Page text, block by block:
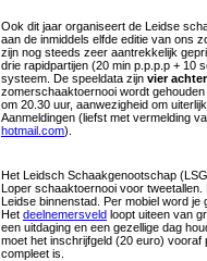
Ook dit jaar organiseert de Leidse
aan de inmiddels elfde editie van ons
zijn nog steeds zeer aantrekkelijk
drie rapidpartijen (20 min p.p.p.p + 10
systeem. De speeldata zijn vier
zomerschaaktoernooi wordt
om 20.30 uur, aanwezigheid om
Aanmeldingen (liefst met vermelding
hotmail.com).
Het Leidsch Schaakgenootschap
Loper schaaktoernooi voor
Leidse binnenstad. Per mobiel word
Het deelnemersveld loopt uiteen van
een uitdaging en een gezellige dag
moet het inschrijfgeld (20 euro)
compleet is.